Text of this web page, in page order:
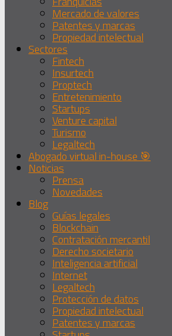
Mercado de valores
Patentes y marcas
Propiedad intelectual
Sectores
Fintech
Insurtech
Proptech
Entretenimiento
Startups
Venture capital
Turismo
Legaltech
Abogado virtual in-house 🎯
Noticias
Prensa
Novedades
Blog
Guías legales
Blockchain
Contratación mercantil
Derecho societario
Inteligencia artificial
Internet
Legaltech
Protección de datos
Propiedad intelectual
Patentes y marcas